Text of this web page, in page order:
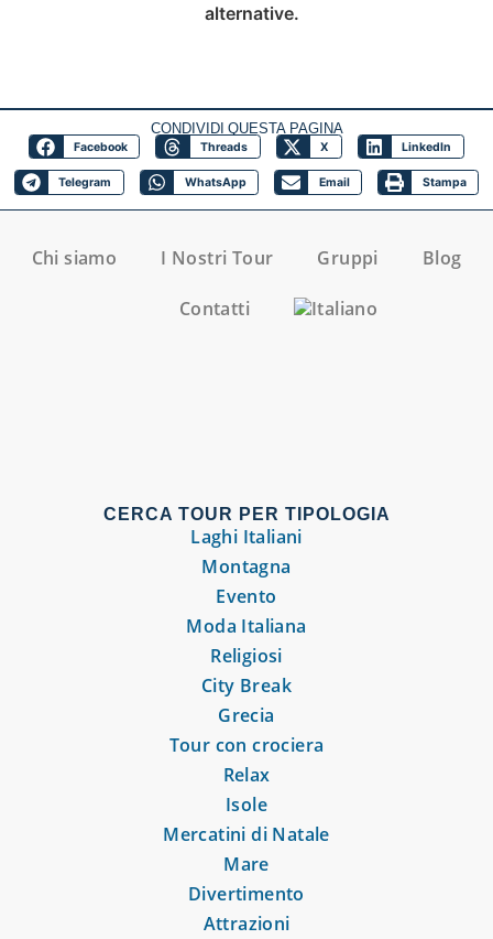
alternative.
CONDIVIDI QUESTA PAGINA
Facebook Threads X LinkedIn
Telegram WhatsApp Email Stampa
Chi siamo I Nostri Tour Gruppi Blog
Contatti
CERCA TOUR PER TIPOLOGIA
Laghi Italiani
Montagna
Evento
Moda Italiana
Religiosi
City Break
Grecia
Tour con crociera
Relax
Isole
Mercatini di Natale
Mare
Divertimento
Attrazioni